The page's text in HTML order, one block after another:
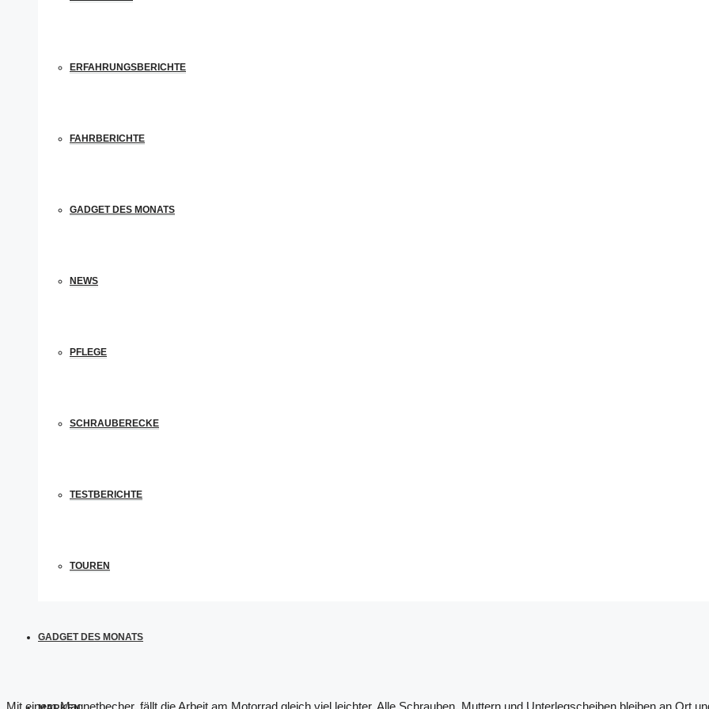
ERFAHRUNGSBERICHTE
FAHRBERICHTE
GADGET DES MONATS
NEWS
PFLEGE
SCHRAUBERECKE
TESTBERICHTE
TOUREN
GADGET DES MONATS
Mit einem Magnetbecher, fällt die Arbeit am Motorrad gleich viel leichter. Alle Schrauben, Muttern und Unterlegscheiben bleiben an Ort